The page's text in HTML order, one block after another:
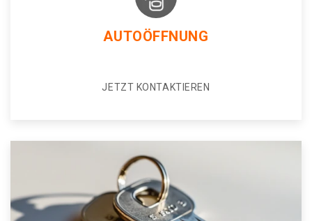
AUTOÖFFNUNG
JETZT KONTAKTIEREN